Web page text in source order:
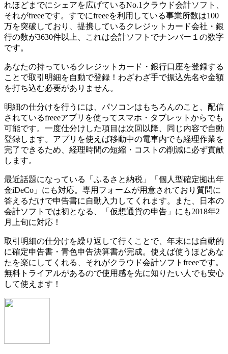
れほどまでにシェアを広げているNo.1クラウド会計ソフト、
それがfreeeです。 すでにfreeeを利用している事業所数は100
万を突破 しており、提携しているクレジットカード会社・銀
行の数が3630件以上、これは会計ソフトでナンバー１の数字
です。
あなたの持っているクレジットカード・銀行口座を登録する
ことで取引明細を自動で登録！わざわざ手で振込先名や金額
を打ち込む必要がありません。
明細の仕分けを行うには、パソコンはもちろんのこと、配信
されているfreeeアプリを使ってスマホ・タブレットからでも
可能です。一度仕分けした項目は次回以降、同じ内容で自動
登録します。アプリを使えば移動中の電車内でも経理作業を
完了できるため、経理時間の短縮・コストの削減に必ず貢献
します。
最近話題になっている
「ふるさと納税」「個人型確定拠出年
金iDeCo」にも対応。専用フォームが用意されており質問に
答えるだけで申告書に自動入力してくれます。
また、日本の
会計ソフトでは初となる、
「仮想通貨の申告」にも2018年2
月上旬に対応！
取引明細の仕分けを繰り返して行くことで、 年末には自動的
に確定申告書・青色申告決算書が完成。使えば使うほどあな
たを楽にしてくれる、それがクラウド会計ソフトfreeeです。
無料トライアルがあるので使用感を先に知りたい人でも安心
して使えます！